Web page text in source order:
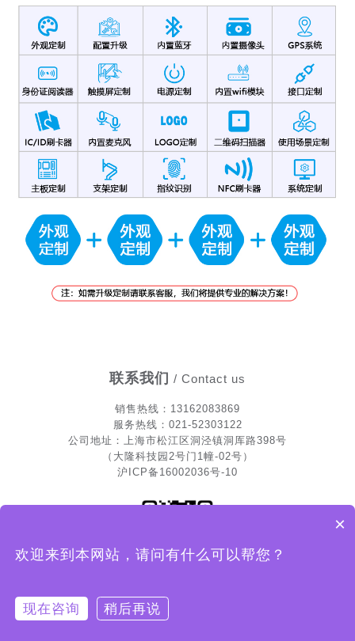
联系我们 / Contact us
销售热线 ：13162083869
服务热线：021-52303122
公司地址：上海市松江区洞泾镇洞厍路398号
（大隆科技园2号门1幢-02号）
沪ICP备16002036号-10
×
欢迎来到本网站，请问有什么可以帮您？
现在咨询 稍后再说